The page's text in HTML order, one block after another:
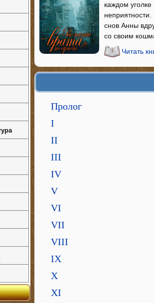
каждом
снов Анны
со своим
Читать
Пролог
I
II
III
IV
V
VI
VII
VIII
IX
Х
XI